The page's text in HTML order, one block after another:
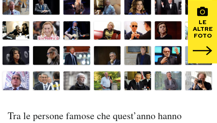
Sport
Mondiali calcio 2026
PODCAST
NEWSLETTER
I MIEI PREFERITI
LE
ALTRE
FOTO
Tra le persone famose che quest’anno hanno